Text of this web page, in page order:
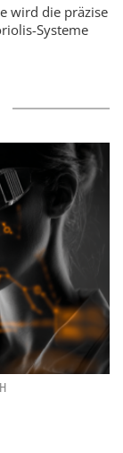
wird die präzise
Systeme